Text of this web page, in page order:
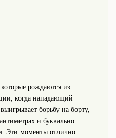
рождаются из
когда нападающий
борьбу на борту,
и буквально
Эти моменты отлично